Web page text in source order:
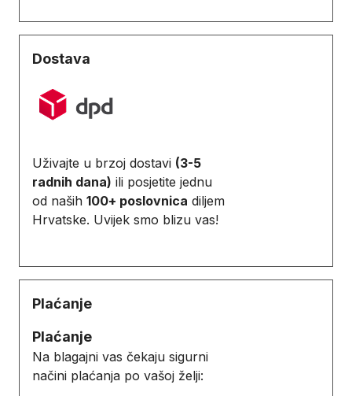
Dostava
Uživajte u brzoj dostavi (3-5
radnih dana) ili posjetite jednu
od naših 100+ poslovnica diljem
Hrvatske. Uvijek smo blizu vas!
Plaćanje
Plaćanje
Na blagajni vas čekaju sigurni
načini plaćanja po vašoj želji: